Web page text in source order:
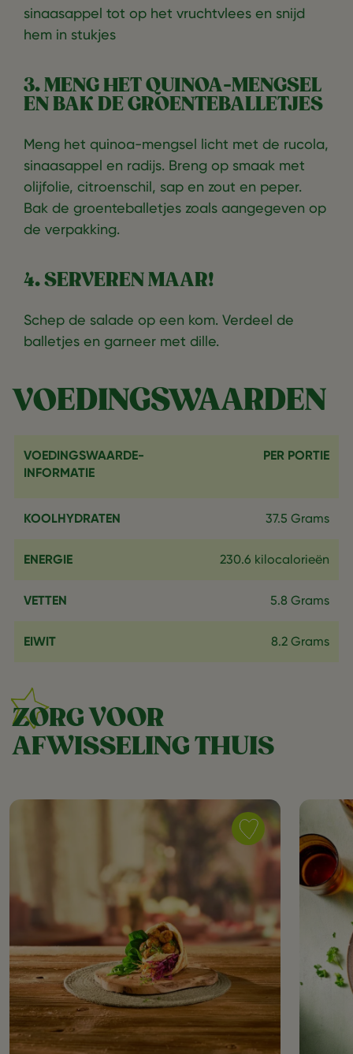
sinaasappel tot op het vruchtvlees en snijd
hem in stukjes
3. MENG HET QUINOA-MENGSEL
EN BAK DE GROENTEBALLETJES
Meng het quinoa-mengsel licht met de rucola,
sinaasappel en radijs. Breng op smaak met
olijfolie, citroenschil, sap en zout en peper.
Bak de groenteballetjes zoals aangegeven op
de verpakking.
4. SERVEREN MAAR!
Schep de salade op een kom. Verdeel de
balletjes en garneer met dille.
VOEDINGSWAARDEN
VOEDINGSWAARDE-
INFORMATIE
PER PORTIE
KOOLHYDRATEN 37.5 Grams
ENERGIE 230.6 kilocalorieën
VETTEN 5.8 Grams
EIWIT 8.2 Grams
ZORG VOOR
AFWISSELING THUIS
Save
recipe
met
groenteballetjes
as
favorite